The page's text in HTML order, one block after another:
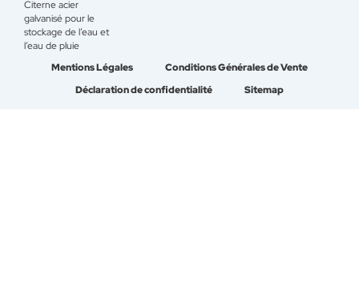
Citerne acier
galvanisé pour le
stockage de l’eau et
l’eau de pluie
Mentions Légales
Conditions Générales de Vente
Déclaration de confidentialité
Sitemap